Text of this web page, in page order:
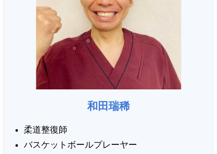
和田瑞稀
柔道整復師
バスケットボールプレーヤー